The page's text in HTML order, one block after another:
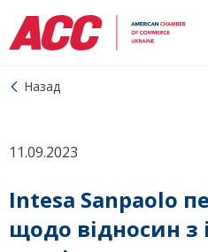
Назад
11.09.2023
Intesa Sanpaolo
щодо відносин з